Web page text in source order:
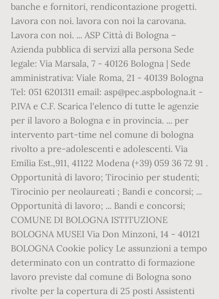
banche e fornitori, rendicontazione progetti.
Lavora con noi. lavora con noi la carovana.
Lavora con noi. ... ASP Città di Bologna –
Azienda pubblica di servizi alla persona Sede
legale: Via Marsala, 7 - 40126 Bologna | Sede
amministrativa: Viale Roma, 21 - 40139 Bologna
Tel: 051 6201311 email: asp@pec.aspbologna.it -
P.IVA e C.F. Scarica l'elenco di tutte le agenzie
per il lavoro a Bologna e in provincia. ... per
intervento part-time nel comune di bologna
rivolto a pre-adolescenti e adolescenti. Via
Emilia Est.,911, 41122 Modena (+39) 059 36 72 91 .
Opportunità di lavoro; Tirocinio per studenti;
Tirocinio per neolaureati ; Bandi e concorsi; ...
Opportunità di lavoro; ... Bandi e concorsi;
COMUNE DI BOLOGNA ISTITUZIONE
BOLOGNA MUSEI Via Don Minzoni, 14 - 40121
BOLOGNA Cookie policy Le assunzioni a tempo
determinato con un contratto di formazione
lavoro previste dal comune di Bologna sono
rivolte per la copertura di 25 posti Assistenti